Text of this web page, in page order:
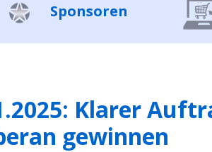
Sponsoren
Klarer
gewinnen